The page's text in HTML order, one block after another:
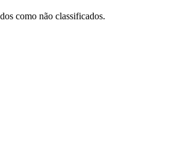
como não classificados.